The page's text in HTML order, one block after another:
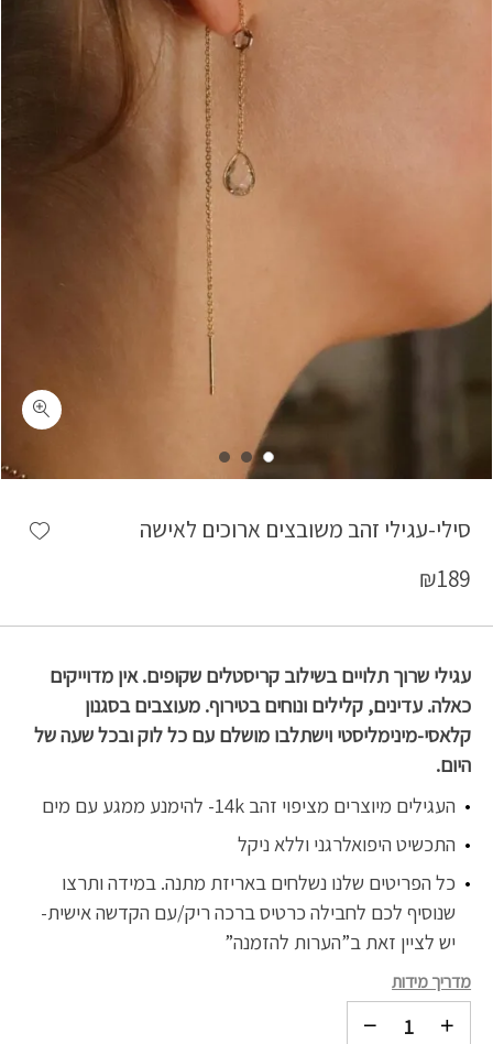
סילי-עגילי זהב משובצים ארוכים לאישה
₪189
עגילי שרוך תלויים בשילוב קריסטלים שקופים. אין מדוייקים
כאלה. עדינים, קלילים ונוחים בטירוף. מעוצבים בסגנון
קלאסי-מינימליסטי וישתלבו מושלם עם כל לוק ובכל שעה של
היום.
העגילים מיוצרים מציפוי זהב 14k- להימנע ממגע עם מים
התכשיט היפואלרגני וללא ניקל
כל הפריטים שלנו נשלחים באריזת מתנה. במידה ותרצו
שנוסיף לכם לחבילה כרטיס ברכה ריק/עם הקדשה אישית-
יש לציין זאת ב”הערות להזמנה”
מדריך מידות